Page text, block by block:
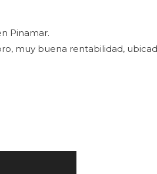
Pinamar.
muy buena rentabilidad,